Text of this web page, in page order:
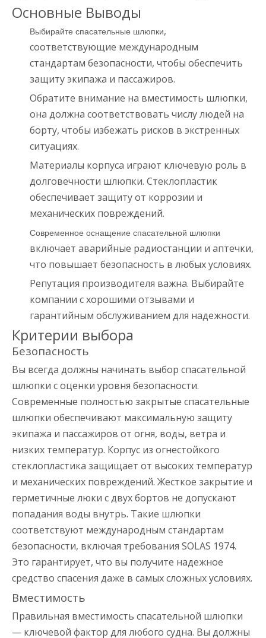
Основные Выводы
Выбирайте спасательные шлюпки,
соответствующие международным
стандартам безопасности, чтобы обеспечить
защиту экипажа и пассажиров.
Обратите внимание на вместимость шлюпки,
она должна соответствовать числу людей на
борту, чтобы избежать рисков в экстренных
ситуациях.
Материалы корпуса играют ключевую роль в
долговечности шлюпки. Стеклопластик
обеспечивает защиту от коррозии и
механических повреждений.
Современное оснащение спасательной шлюпки
включает аварийные радиостанции и аптечки,
что повышает безопасность в любых условиях.
Репутация производителя важна. Выбирайте
компании с хорошими отзывами и
гарантийным обслуживанием для надежности.
Критерии выбора
Безопасность
Вы всегда должны начинать выбор спасательной
шлюпки с оценки уровня безопасности.
Современные полностью закрытые спасательные
шлюпки обеспечивают максимальную защиту
экипажа и пассажиров от огня, воды, ветра и
низких температур. Корпус из огнестойкого
стеклопластика защищает от высоких температур
и механических повреждений. Жесткое закрытие и
герметичные люки с двух бортов не допускают
попадания воды внутрь. Такие шлюпки
соответствуют международным стандартам
безопасности, включая требования SOLAS 1974.
Это гарантирует, что вы получите надежное
средство спасения даже в самых сложных условиях.
Вместимость
Правильная вместимость спасательной шлюпки
— ключевой фактор для любого судна. Вы должны